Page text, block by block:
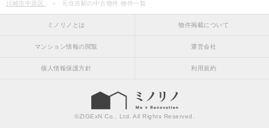
川崎市中原区
元住吉駅の中古物件 物件一覧
ミノリノとは 物件掲載について
マンション情報の閲覧 運営会社
個人情報保護方針 利用規約
©ZIGExN Co., Ltd. All Rights Reserved.